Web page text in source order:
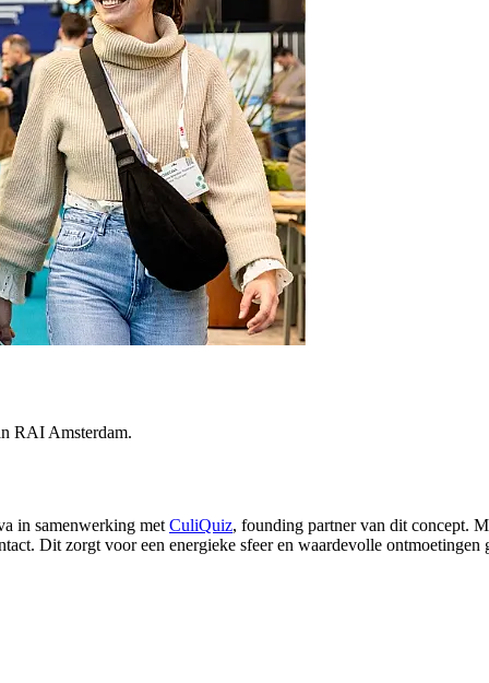
RAI Amsterdam.
in samenwerking met CuliQuiz, founding partner van dit concept.
Dit zorgt voor een energieke sfeer en waardevolle ontmoetingen